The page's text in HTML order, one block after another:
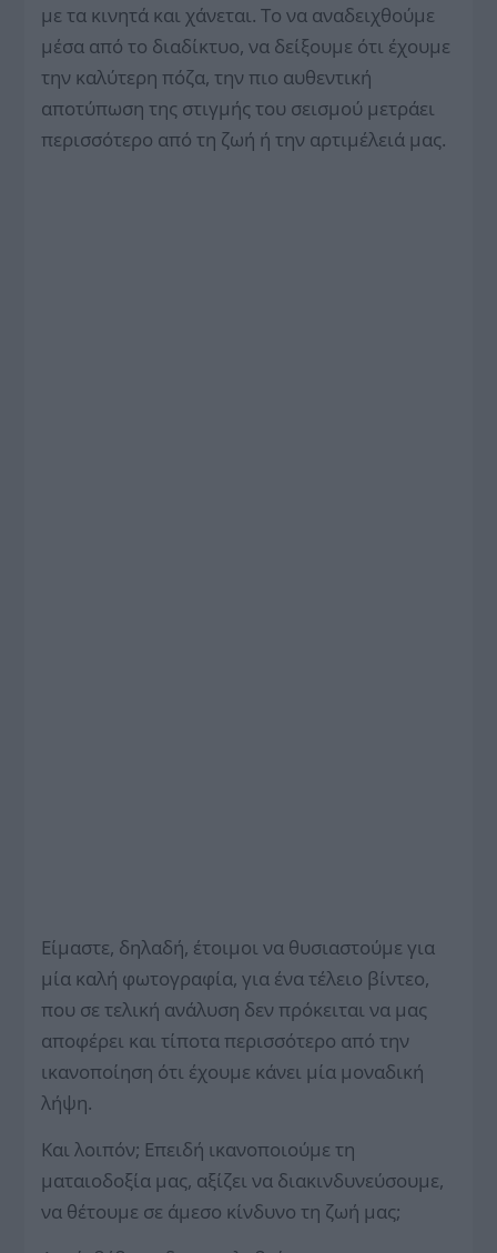
με τα κινητά και χάνεται. Το να αναδειχθούμε
μέσα από το διαδίκτυο, να δείξουμε ότι έχουμε
την καλύτερη πόζα, την πιο αυθεντική
αποτύπωση της στιγμής του σεισμού μετράει
περισσότερο από τη ζωή ή την αρτιμέλειά μας.
Είμαστε, δηλαδή, έτοιμοι να θυσιαστούμε για
μία καλή φωτογραφία, για ένα τέλειο βίντεο,
που σε τελική ανάλυση δεν πρόκειται να μας
αποφέρει και τίποτα περισσότερο από την
ικανοποίηση ότι έχουμε κάνει μία μοναδική
λήψη.
Και λοιπόν; Επειδή ικανοποιούμε τη
ματαιοδοξία μας, αξίζει να διακινδυνεύσουμε,
να θέτουμε σε άμεσο κίνδυνο τη ζωή μας;